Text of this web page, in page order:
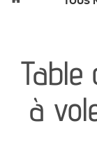
séjours
meubles de
à